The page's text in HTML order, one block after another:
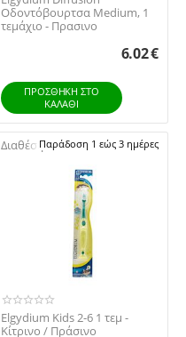
Οδοντόβουρτσα Medium, 1
τεμάχιο - Πρασινο
6.02€
ΠΡΟΣΘΉΚΗ ΣΤΟ
ΚΑΛΆΘΙ
Διαθέσιμο:Παράδοση 1 εώς 3 ημέρες
Elgydium Kids 2-6 1 τεμ -
Κίτρινο / Πράσινο